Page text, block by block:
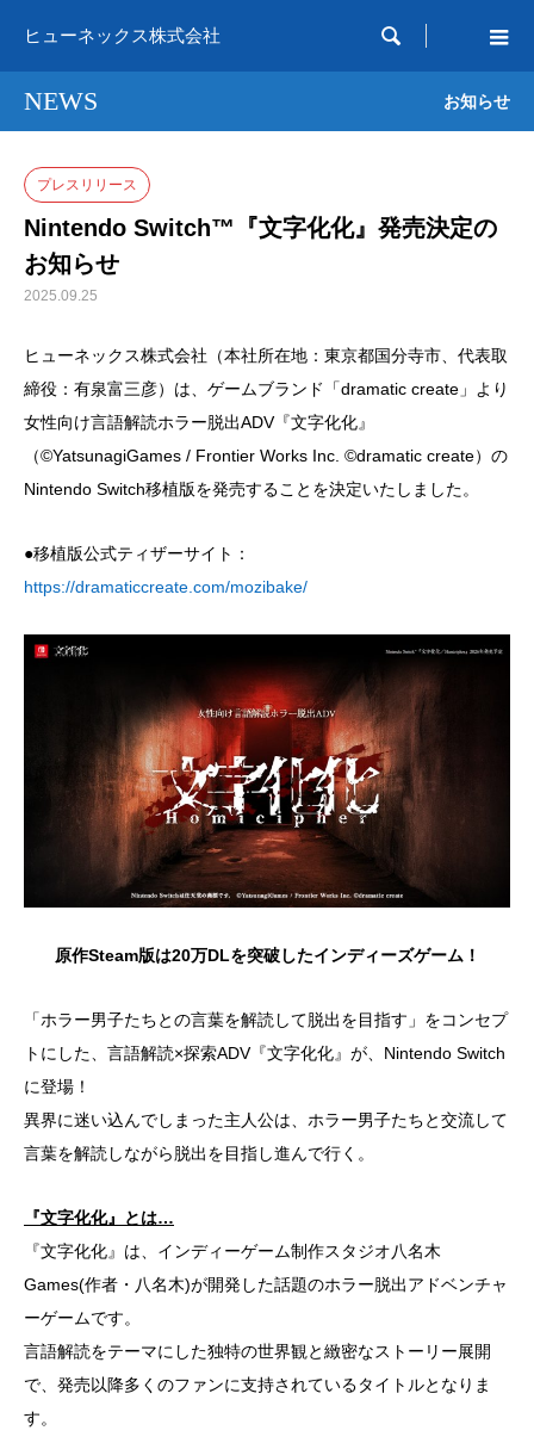
ヒューネックス株式会社 
NEWS お知らせ
プレスリリース
Nintendo Switch™『文字化化』発売決定の
お知らせ
2025.09.25
ヒューネックス株式会社（本社所在地：東京都国分寺市、代表取
締役：有泉富三彦）は、ゲームブランド「dramatic create」より
女性向け言語解読ホラー脱出ADV『文字化化』
（©YatsunagiGames / Frontier Works Inc. ©dramatic create）の
Nintendo Switch移植版を発売することを決定いたしました。
●移植版公式ティザーサイト：
https://dramaticcreate.com/mozibake/
原作Steam版は20万DLを突破したインディーズゲーム！
「ホラー男子たちとの言葉を解読して脱出を目指す」をコンセプ
トにした、言語解読×探索ADV『文字化化』が、Nintendo Switch
に登場！
異界に迷い込んでしまった主人公は、ホラー男子たちと交流して
言葉を解読しながら脱出を目指し進んで行く。
『文字化化』とは…
『文字化化』は、インディーゲーム制作スタジオ八名木
Games(作者・八名木)が開発した話題のホラー脱出アドベンチャ
ーゲームです。
言語解読をテーマにした独特の世界観と緻密なストーリー展開
で、発売以降多くのファンに支持されているタイトルとなりま
す。